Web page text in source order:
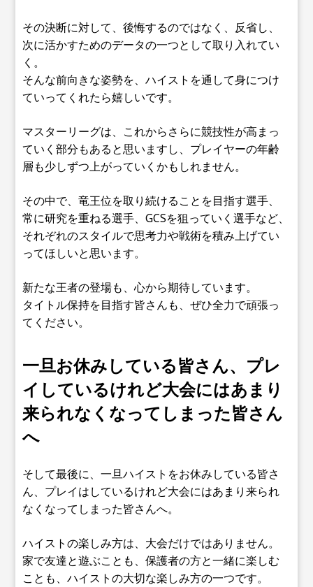
その決断に対して、後悔するのではなく、反省し、
次に活かすためのデータの一つとして取り入れてい
く。
そんな前向きな姿勢を、ハイストを通して身につけ
ていってくれたら嬉しいです。
マスターリーグは、これからさらに競技性が高まっ
ていく部分もあると思いますし、プレイヤーの年齢
層も少しずつ上がっていくかもしれません。
その中で、竜王位を取り続けることを目指す選手、
常に研究を重ねる選手、GCSを狙っていく選手など、
それぞれのスタイルで思考力や戦術を積み上げてい
ってほしいと思います。
新たな王者の登場も、心から期待しています。
タイトル保持を目指す皆さんも、ぜひ全力で頑張っ
てください。
一旦お休みしている皆さん、プレ
イしているけれど大会にはあまり
来られなくなってしまった皆さん
へ
そして最後に、一旦ハイストをお休みしている皆さ
ん、プレイはしているけれど大会にはあまり来られ
なくなってしまった皆さんへ。
ハイストの楽しみ方は、大会だけではありません。
家で友達と遊ぶことも、保護者の方と一緒に楽しむ
ことも、ハイストの大切な楽しみ方の一つです。